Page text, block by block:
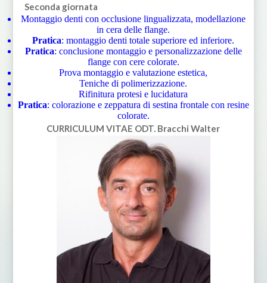
Seconda giornata
Montaggio denti con occlusione lingualizzata, modellazione
in cera delle flange.
Pratica: montaggio denti totale superiore ed inferiore.
Pratica: conclusione montaggio e personalizzazione delle
flange con cere colorate.
Prova montaggio e valutazione estetica,
Teniche di polimerizzazione.
Rifinitura protesi e lucidatura
Pratica: colorazione e zeppatura di sestina frontale con resine
colorate.
CURRICULUM VITAE ODT. Bracchi Walter